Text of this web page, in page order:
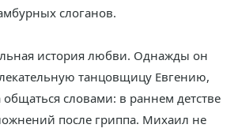
слоганов.
история любви. Однажды он
танцовщицу Евгению,
общаться словами: в раннем детстве
после гриппа. Михаил не